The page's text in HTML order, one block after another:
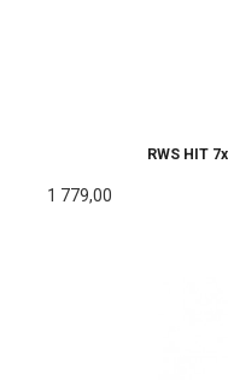
RWS HIT
1 779,00